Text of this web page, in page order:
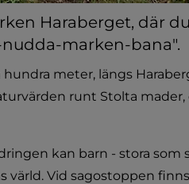
Haraberget, där du
nudda-marken-bana".
hundra meter, längs
runt Stolta
kan barn - stora som
värld. Vid sagostoppen